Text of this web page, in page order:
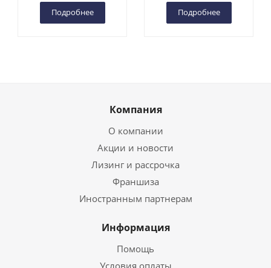
Подробнее Подробнее
Компания
О компании
Акции и новости
Лизинг и рассрочка
Франшиза
Иностранным партнерам
Информация
Помощь
Условия оплаты